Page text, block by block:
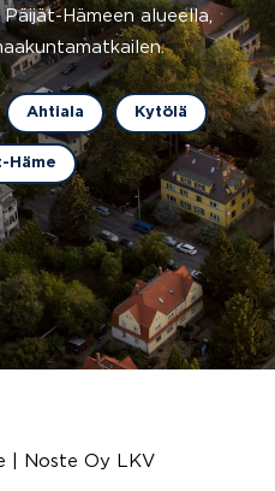
Hämeen alueella,
Ahtiala Kytölä
Häme